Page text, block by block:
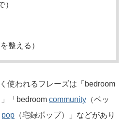
）
整える）
使われるフレーズは「bedroom
「bedroom community （ベッ
pop （宅録ポップ）」などがあり